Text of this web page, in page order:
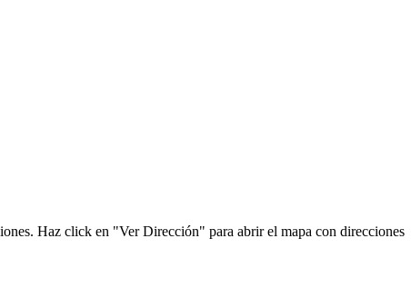
Haz click en "Ver Dirección" para abrir el mapa con direcciones